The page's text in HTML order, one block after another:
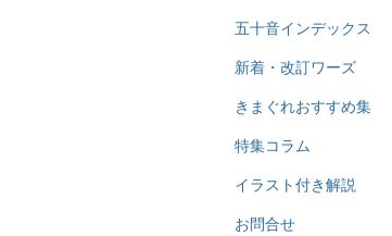
五十音インデックス
新着・改訂ワーズ
きまぐれおすすめ集
特集コラム
イラスト付き解説
お問合せ